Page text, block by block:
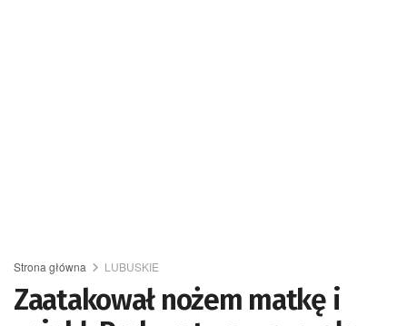
Strona główna LUBUSKIE
Zaatakował nożem matkę i